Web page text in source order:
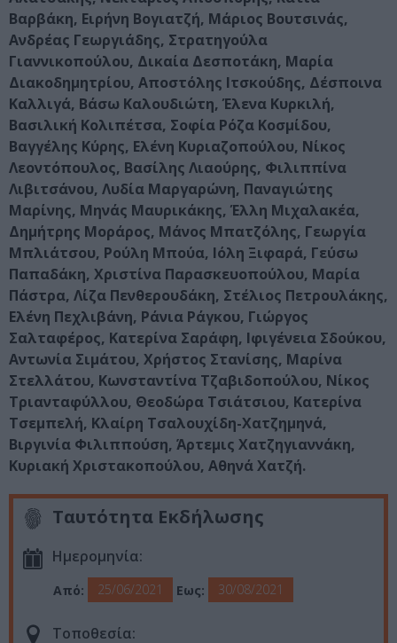
Βαρβάκη, Ειρήνη Βογιατζή, Μάριος Βουτσινάς,
Ανδρέας Γεωργιάδης, Στρατηγούλα
Γιαννικοπούλου, Δικαία Δεσποτάκη, Μαρία
Διακοδημητρίου, Αποστόλης Ιτσκούδης, Δέσποινα
Καλλιγά, Βάσω Καλουδιώτη, Έλενα Κυρκιλή,
Βασιλική Κολιπέτσα, Σοφία Ρόζα Κοσμίδου,
Βαγγέλης Κύρης, Ελένη Κυριαζοπούλου, Νίκος
Λεοντόπουλος, Βασίλης Λιαούρης, Φιλιππίνα
Λιβιτσάνου, Λυδία Μαργαρώνη, Παναγιώτης
Μαρίνης, Μηνάς Μαυρικάκης, Έλλη Μιχαλακέα,
Δημήτρης Μοράρος, Μάνος Μπατζόλης, Γεωργία
Μπλιάτσου, Ρούλη Μπούα, Ιόλη Ξιφαρά, Γεύσω
Παπαδάκη, Χριστίνα Παρασκευοπούλου, Μαρία
Πάστρα, Λίζα Πενθερουδάκη, Στέλιος Πετρουλάκης,
Ελένη Πεχλιβάνη, Ράνια Ράγκου, Γιώργος
Σαλταφέρος, Κατερίνα Σαράφη, Ιφιγένεια Σδούκου,
Αντωνία Σιμάτου, Χρήστος Στανίσης, Μαρίνα
Στελλάτου, Κωνσταντίνα Τζαβιδοπούλου, Νίκος
Τριανταφύλλου, Θεοδώρα Τσιάτσιου, Κατερίνα
Τσεμπελή, Κλαίρη Τσαλουχίδη-Χατζημηνά,
Βιργινία Φιλιππούση, Άρτεμις Χατζηγιαννάκη,
Κυριακή Χριστακοπούλου, Αθηνά Χατζή.
Ταυτότητα Εκδήλωσης
Ημερομηνία:
Από: 25/06/2021 Εως: 30/08/2021
Τοποθεσία: